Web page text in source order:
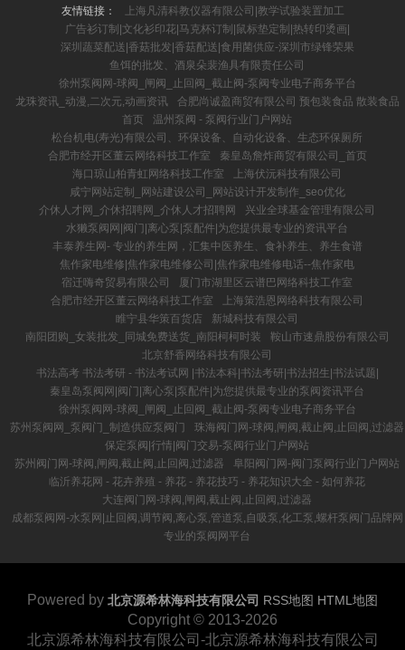
友情链接：
上海凡清科教仪器有限公司|教学试验装置加工
广告衫订制|文化衫印花|马克杯订制|鼠标垫定制|热转印烫画|
深圳蔬菜配送|香菇批发|香菇配送|食用菌供应-深圳市绿锋荣果
鱼饵的批发、酒泉朵裴渔具有限责任公司
徐州泵阀网-球阀_闸阀_止回阀_截止阀-泵阀专业电子商务平台
龙珠资讯_动漫,二次元,动画资讯
合肥尚诚盈商贸有限公司 预包装食品 散装食品
首页
温州泵阀 - 泵阀行业门户网站
松台机电(寿光)有限公司、环保设备、自动化设备、生态环保厕所
合肥市经开区董云网络科技工作室
秦皇岛詹炸商贸有限公司_首页
海口琼山柏青虹网络科技工作室
上海伏沅科技有限公司
咸宁网站定制_网站建设公司_网站设计开发制作_seo优化
介休人才网_介休招聘网_介休人才招聘网
兴业全球基金管理有限公司
水獭泵阀网|阀门|离心泵|泵配件|为您提供最专业的资讯平台
丰泰养生网- 专业的养生网，汇集中医养生、食补养生、养生食谱
焦作家电维修|焦作家电维修公司|焦作家电维修电话--焦作家电
宿迁嗨奇贸易有限公司
厦门市湖里区云谱巴网络科技工作室
合肥市经开区董云网络科技工作室
上海策浩恩网络科技有限公司
睢宁县华策百货店
新城科技有限公司
南阳团购_女装批发_同城免费送货_南阳柯柯时装
鞍山市速鼎股份有限公司
北京舒香网络科技有限公司
书法高考 书法考研 - 书法考试网 |书法本科|书法考研|书法招生|书法试题|
秦皇岛泵阀网|阀门|离心泵|泵配件|为您提供最专业的泵阀资讯平台
徐州泵阀网-球阀_闸阀_止回阀_截止阀-泵阀专业电子商务平台
苏州泵阀网_泵阀门_制造供应泵阀门
珠海阀门网-球阀,闸阀,截止阀,止回阀,过滤器
保定泵阀|行情|阀门交易-泵阀行业门户网站
苏州阀门网-球阀,闸阀,截止阀,止回阀,过滤器
阜阳阀门网-阀门泵阀行业门户网站
临沂养花网 - 花卉养殖 - 养花 - 养花技巧 - 养花知识大全 - 如何养花
大连阀门网-球阀,闸阀,截止阀,止回阀,过滤器
成都泵阀网-水泵网|止回阀,调节阀,离心泵,管道泵,自吸泵,化工泵,螺杆泵阀门品牌网
专业的泵阀网平台
Powered by 北京源希林海科技有限公司 RSS地图 HTML地图
Copyright © 2013-2026
北京源希林海科技有限公司-北京源希林海科技有限公司